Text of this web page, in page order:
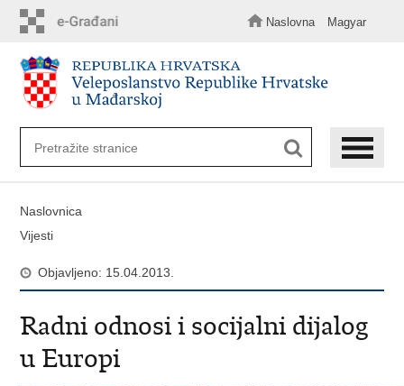
sadržaj
Naslovna Magyar
Naslovnica
Vijesti
Objavljeno: 15.04.2013.
Radni odnosi i socijalni dijalog
u Europi